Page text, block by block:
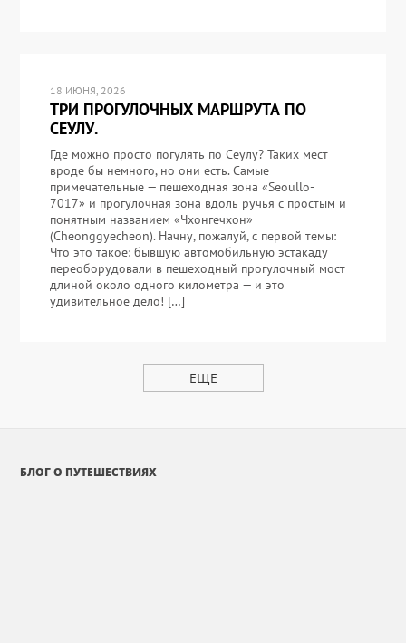
18 ИЮНЯ, 2026
ТРИ ПРОГУЛОЧНЫХ МАРШРУТА ПО
СЕУЛУ.
Где можно просто погулять по Сеулу? Таких мест
вроде бы немного, но они есть. Самые
примечательные — пешеходная зона «Seoullo-
7017» и прогулочная зона вдоль ручья с простым и
понятным названием «Чхонгечхон»
(Cheonggyecheon). Начну, пожалуй, с первой темы:
Что это такое: бывшую автомобильную эстакаду
переоборудовали в пешеходный прогулочный мост
длиной около одного километра — и это
удивительное дело! […]
ЕЩЕ
БЛОГ О ПУТЕШЕСТВИЯХ